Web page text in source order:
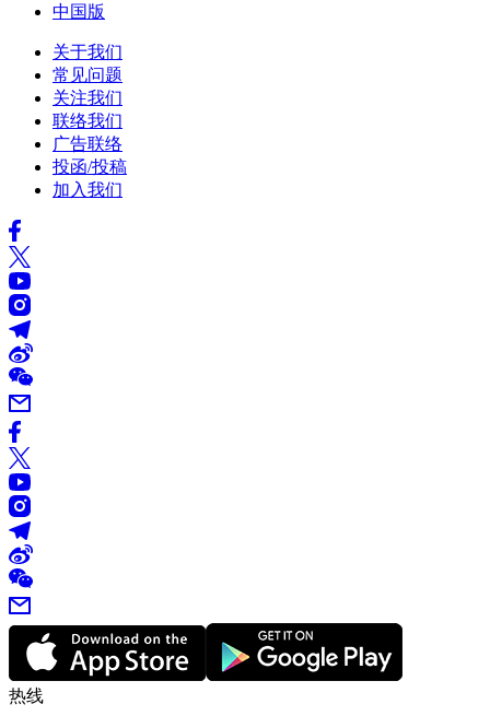
中国版
关于我们
常见问题
关注我们
联络我们
广告联络
投函/投稿
加入我们
热线